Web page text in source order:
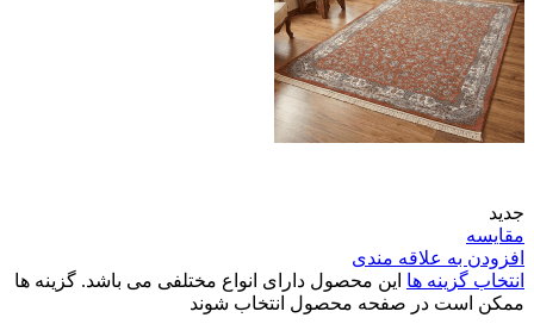
جدید
مقایسه
افزودن به علاقه مندی
انتخاب گزینه ها این محصول دارای انواع مختلفی می باشد. گزینه ها
ممکن است در صفحه محصول انتخاب شوند